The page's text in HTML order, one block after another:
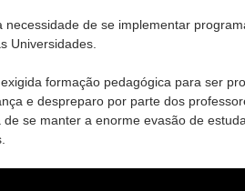
necessidade de se implementar
Universidades.
formação pedagógica para ser
e despreparo por parte dos
se manter a enorme evasão de